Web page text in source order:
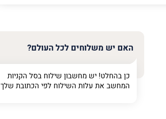
האם יש משלוחים לכל העולם?
כן בהחלט! יש מחשבון שילוח בסל הקניות
המחשב את עלות השילוח לפי הכתובת שלך